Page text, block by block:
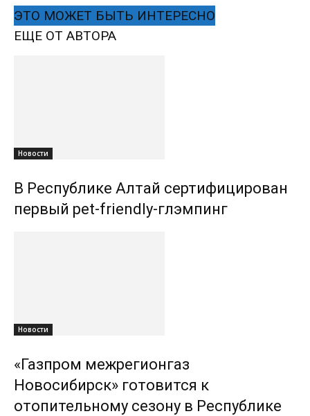
ЭТО МОЖЕТ БЫТЬ ИНТЕРЕСНО
ЕЩЕ ОТ АВТОРА
Новости
В Республике Алтай сертифицирован
первый pet-friendly-глэмпинг
Новости
«Газпром межрегионгаз
Новосибирск» готовится к
отопительному сезону в Республике